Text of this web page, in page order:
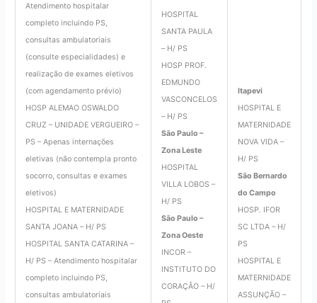
Atendimento hospitalar
completo incluindo PS,
consultas ambulatoriais
(consulte especialidades) e
realização de exames eletivos
(com agendamento prévio)
HOSP ALEMAO OSWALDO
CRUZ – UNIDADE VERGUEIRO –
PS – Apenas internações
eletivas (não contempla pronto
socorro, consultas e exames
eletivos)
HOSPITAL E MATERNIDADE
SANTA JOANA – H/ PS
HOSPITAL SANTA CATARINA –
H/ PS – Atendimento hospitalar
completo incluindo PS,
consultas ambulatoriais
HOSPITAL
SANTA PAULA
– H/ PS
HOSP PROF.
EDMUNDO
VASCONCELOS
– H/ PS
São Paulo –
Zona Leste
HOSPITAL
VILLA LOBOS –
H/ PS
São Paulo –
Zona Oeste
INCOR –
INSTITUTO DO
CORAÇÃO – H/
Itapevi
HOSPITAL E
MATERNIDADE
NOVA VIDA –
H/ PS
São Bernardo
do Campo
HOSP. IFOR
SC LTDA – H/
PS
HOSPITAL E
MATERNIDADE
ASSUNÇÃO –